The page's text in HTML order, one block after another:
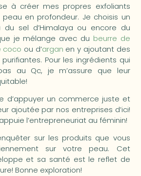
à créer mes propres exfoliants
en profondeur. Je choisis un
sel d’Himalaya ou encore du
je mélange avec du beurre de
coco ou d’argan en y ajoutant des
purifiantes. Pour les ingrédients qui
au Qc, je m’assure que leur
d’appuyer un commerce juste et
ajoutée par nos entreprises d’ici!
l’entrepreneuriat au féminin!
sur les produits que vous
sur votre peau. Cet
et sa santé est le reflet de
Bonne exploration!